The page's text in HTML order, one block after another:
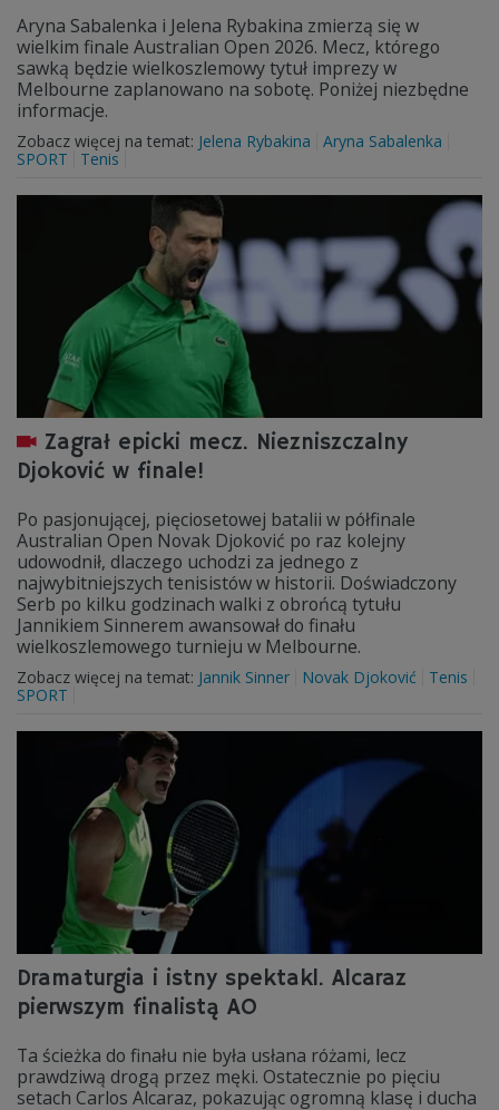
Aryna Sabalenka i Jelena Rybakina zmierzą się w
wielkim finale Australian Open 2026. Mecz, którego
sawką będzie wielkoszlemowy tytuł imprezy w
Melbourne zaplanowano na sobotę. Poniżej niezbędne
informacje.
Zobacz więcej na temat: Jelena Rybakina
Aryna Sabalenka
SPORT
Tenis
Zagrał epicki mecz. Niezniszczalny
Djoković w finale!
Po pasjonującej, pięciosetowej batalii w półfinale
Australian Open Novak Djoković po raz kolejny
udowodnił, dlaczego uchodzi za jednego z
najwybitniejszych tenisistów w historii. Doświadczony
Serb po kilku godzinach walki z obrońcą tytułu
Jannikiem Sinnerem awansował do finału
wielkoszlemowego turnieju w Melbourne.
Zobacz więcej na temat: Jannik Sinner Novak Djoković
Tenis
SPORT
Dramaturgia i istny spektakl. Alcaraz
pierwszym finalistą AO
Ta ścieżka do finału nie była usłana różami, lecz
prawdziwą drogą przez męki. Ostatecznie po pięciu
setach Carlos Alcaraz, pokazując ogromną klasę i ducha